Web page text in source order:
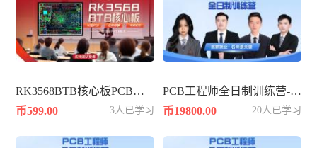
RK3568BTB核心板PCB设计-10层PADS
币599.00
3人已学习
PCB工程师全日制训练营-392期
币19800.00
20人已学习